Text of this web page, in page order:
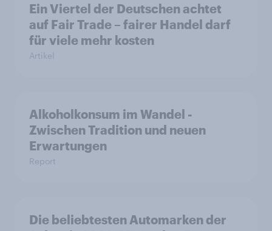
Ein Viertel der Deutschen achtet
auf Fair Trade – fairer Handel darf
für viele mehr kosten
Artikel
Alkoholkonsum im Wandel​ -
Zwischen Tradition und neuen
Erwartungen
Report
Die beliebtesten Automarken der